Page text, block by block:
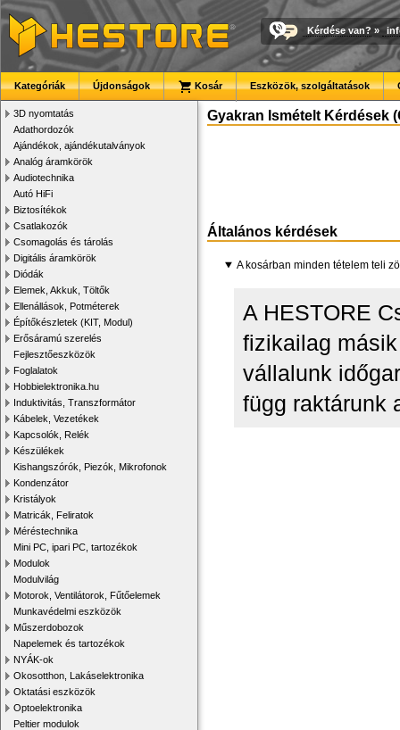
Kérdése van? »
Kategóriák Újdonságok Kosár Eszközök, szolgáltatások
3D nyomtatás
Adathordozók
Ajándékok, ajándékutalványok
Analóg áramkörök
Audiotechnika
Autó HiFi
Biztosítékok
Csatlakozók
Csomagolás és tárolás
Digitális áramkörök
Diódák
Elemek, Akkuk, Töltők
Ellenállások, Potméterek
Építőkészletek (KIT, Modul)
Erősáramú szerelés
Fejlesztőeszközök
Foglalatok
Hobbielektronika.hu
Induktivitás, Transzformátor
Kábelek, Vezetékek
Kapcsolók, Relék
Készülékek
Kishangszórók, Piezók, Mikrofonok
Kondenzátor
Kristályok
Matricák, Feliratok
Méréstechnika
Mini PC, ipari PC, tartozékok
Modulok
Modulvilág
Motorok, Ventilátorok, Fűtőelemek
Munkavédelmi eszközök
Műszerdobozok
Napelemek és tartozékok
NYÁK-ok
Okosotthon, Lakáselektronika
Oktatási eszközök
Optoelektronika
Peltier modulok
Gyakran Ismételt Kérdések
Általános kérdések
A kosárban minden tételem teli
A HESTORE
fizikailag
vállalunk
függ raktárunk